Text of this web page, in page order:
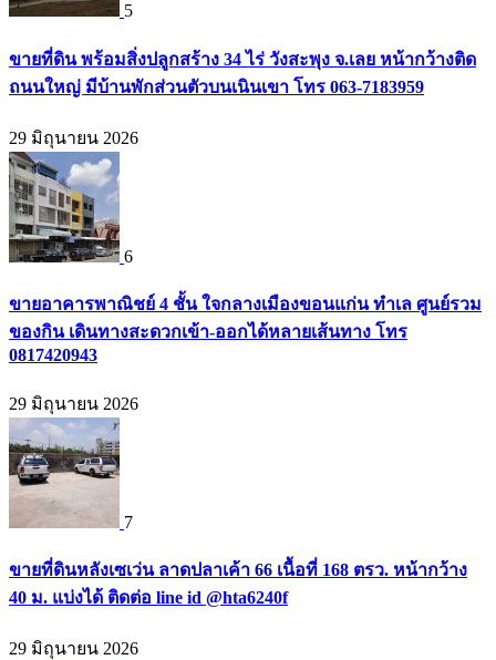
5
ขายที่ดิน พร้อมสิ่งปลูกสร้าง 34 ไร่ วังสะพุง จ.เลย หน้ากว้างติด
ถนนใหญ่ มีบ้านพักส่วนตัวบนเนินเขา โทร 063-7183959
29 มิถุนายน 2026
6
ขายอาคารพาณิชย์ 4 ชั้น ใจกลางเมืองขอนแก่น ทำเล ศูนย์รวม
ของกิน เดินทางสะดวกเข้า-ออกได้หลายเส้นทาง โทร
0817420943
29 มิถุนายน 2026
7
ขายที่ดินหลังเซเว่น ลาดปลาเค้า 66 เนื้อที่ 168 ตรว. หน้ากว้าง
40 ม. แบ่งได้ ติดต่อ line id @hta6240f
29 มิถุนายน 2026